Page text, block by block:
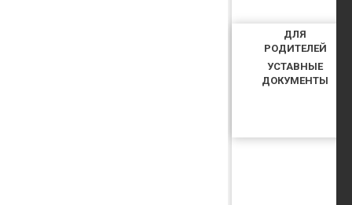
ДЛЯ
РОДИТЕЛЕЙ
УСТАВНЫЕ
ДОКУМЕНТЫ